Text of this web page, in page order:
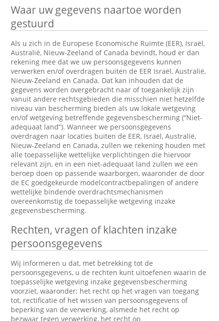
Waar uw gegevens naartoe worden
gestuurd
Als u zich in de Europese Economische Ruimte (EER), Israël,
Australië, Nieuw-Zeeland of Canada bevindt, houd er dan
rekening mee dat we uw persoonsgegevens kunnen
verwerken en/of overdragen buiten de EER Israël, Australië,
Nieuw-Zeeland en Canada. Dat kan inhouden dat de
gegevens worden overgebracht naar of toegankelijk zijn
vanuit andere rechtsgebieden die misschien niet hetzelfde
niveau van bescherming bieden als uw lokale wetgeving
en/of wetgeving betreffende gegevensbescherming (“Niet-
adequaat land”). Wanneer we persoonsgegevens
overdragen naar locaties buiten de EER, Israël, Australië,
Nieuw-Zeeland en Canada, zullen we rekening houden met
alle toepasselijke wettelijke verplichtingen die hiervoor
relevant zijn, en in een niet-adequaat land zullen we een
beroep doen op passende waarborgen, waaronder de door
de EC goedgekeurde modelcontractbepalingen of andere
wettelijke bindende overdrachtsmechanismen
overeenkomstig de toepasselijke wetgeving inzake
gegevensbescherming.
Rechten, vragen of klachten inzake
persoonsgegevens
Wij informeren u dat, met betrekking tot de
persoonsgegevens, u de rechten kunt uitoefenen waarin de
toepasselijke wetgeving inzake gegevensbescherming
voorziet, waaronder: het recht op het vragen van toegang
tot, rectificatie of het wissen van persoonsgegevens of
beperking van de verwerking, alsmede het recht op
bezwaar tegen verwerking, het recht op